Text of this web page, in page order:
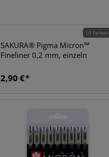
10 Farben
SAKURA® Pigma Micron™
Fineliner 0,2 mm, einzeln
2,90 €